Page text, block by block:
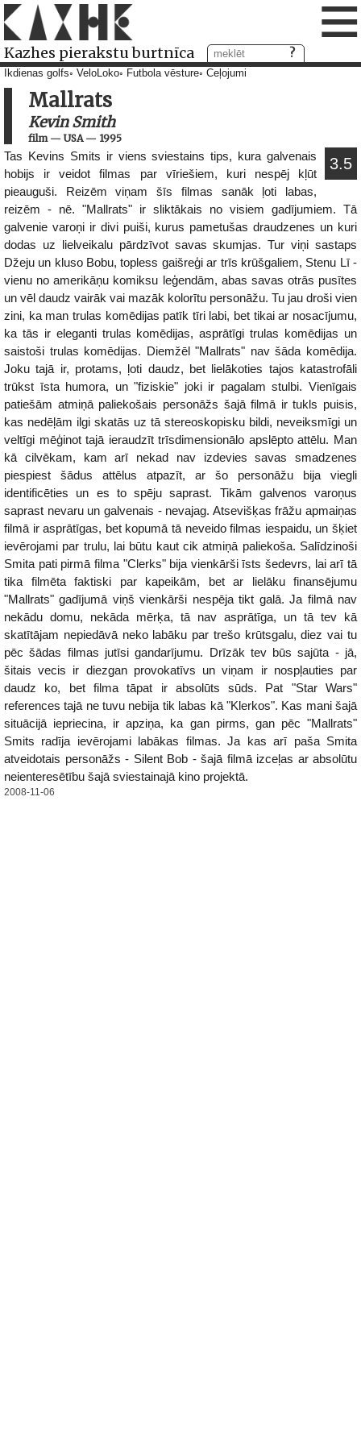
Kazhes pierakstu burtnīca ≡
Ikdienas golfs VeloLoko Futbola vēsture Ceļojumi
Mallrats
Kevin Smith
film— USA— 1995
3.5
Tas Kevins Smits ir viens sviestains tips, kura galvenais
hobijs ir veidot filmas par vīriešiem, kuri nespēj kļūt
pieauguši. Reizēm viņam šīs filmas sanāk ļoti labas,
reizēm - nē. "Mallrats" ir sliktākais no visiem gadījumiem. Tā
galvenie varoņi ir divi puiši, kurus pametušas draudzenes un kuri
dodas uz lielveikalu pārdzīvot savas skumjas. Tur viņi sastaps
Džeju un kluso Bobu, topless gaišreģi ar trīs krūšgaliem, Stenu Lī -
vienu no amerikāņu komiksu leģendām, abas savas otrās pusītes
un vēl daudz vairāk vai mazāk kolorītu personāžu. Tu jau droši vien
zini, ka man trulas komēdijas patīk tīri labi, bet tikai ar nosacījumu,
ka tās ir eleganti trulas komēdijas, asprātīgi trulas komēdijas un
saistoši trulas komēdijas. Diemžēl "Mallrats" nav šāda komēdija.
Joku tajā ir, protams, ļoti daudz, bet lielākoties tajos katastrofāli
trūkst īsta humora, un "fiziskie" joki ir pagalam stulbi. Vienīgais
patiešām atmiņā paliekošais personāžs šajā filmā ir tukls puisis,
kas nedēļām ilgi skatās uz tā stereoskopisku bildi, neveiksmīgi un
veltīgi mēģinot tajā ieraudzīt trīsdimensionālo apslēpto attēlu. Man
kā cilvēkam, kam arī nekad nav izdevies savas smadzenes
piespiest šādus attēlus atpazīt, ar šo personāžu bija viegli
identificēties un es to spēju saprast. Tikām galvenos varoņus
saprast nevaru un galvenais - nevajag. Atsevišķas frāžu apmaiņas
filmā ir asprātīgas, bet kopumā tā neveido filmas iespaidu, un šķiet
ievērojami par trulu, lai būtu kaut cik atmiņā paliekoša. Salīdzinoši
Smita pati pirmā filma "Clerks" bija vienkārši īsts šedevrs, lai arī tā
tika filmēta faktiski par kapeikām, bet ar lielāku finansējumu
"Mallrats" gadījumā viņš vienkārši nespēja tikt galā. Ja filmā nav
nekādu domu, nekāda mērķa, tā nav asprātīga, un tā tev kā
skatītājam nepiedāvā neko labāku par trešo krūtsgalu, diez vai tu
pēc šādas filmas jutīsi gandarījumu. Drīzāk tev būs sajūta - jā,
šitais vecis ir diezgan provokatīvs un viņam ir nospļauties par
daudz ko, bet filma tāpat ir absolūts sūds. Pat "Star Wars"
references tajā ne tuvu nebija tik labas kā "Klerkos". Kas mani šajā
situācijā iepriecina, ir apziņa, ka gan pirms, gan pēc "Mallrats"
Smits radīja ievērojami labākas filmas. Ja kas arī paša Smita
atveidotais personāžs - Silent Bob - šajā filmā izceļas ar absolūtu
neienteresētību šajā sviestainajā kino projektā.
2008-11-06